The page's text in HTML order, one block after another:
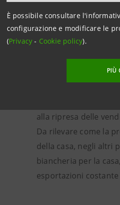
È possibile consultare
configurazione e modificare le
(Privacy- Cookie policy).
PIÙ
Sembra essere
Lamporecchio
l’accelerazione
Calano le
(-5,7%), seppure
Migliorano invece le
alla ripresa delle
Da rilevare come la
della casa, negli altri
biancheria per la
esportazioni